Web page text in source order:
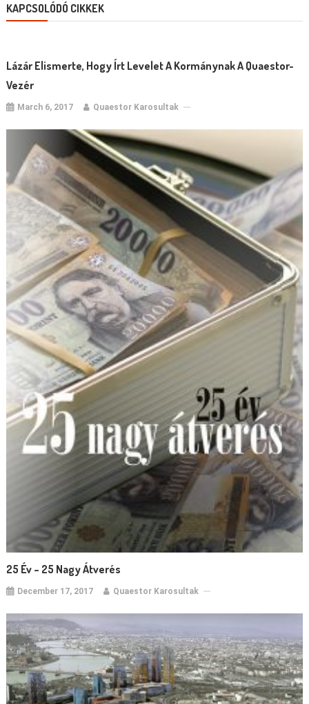
KAPCSOLÓDÓ CIKKEK
Lázár Elismerte, Hogy Írt Levelet A Kormánynak A Quaestor-
Vezér
March 6, 2017 Quaestor Karosultak
25 Év – 25 Nagy Átverés
December 17, 2017 Quaestor Karosultak